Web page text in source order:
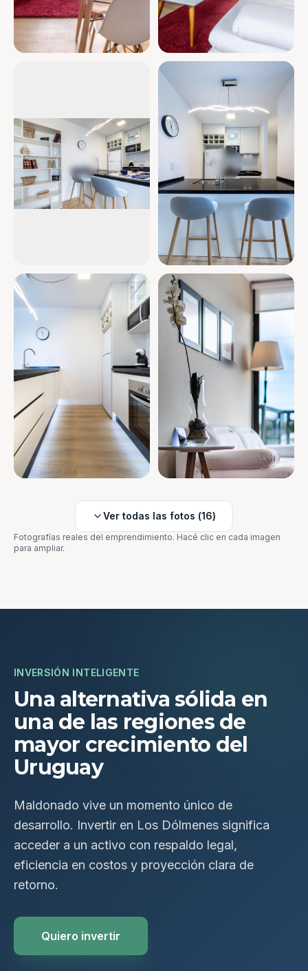
Ver todas las fotos (16)
Fotografías reales del emprendimiento. Hacé clic en cada imagen
para ampliar.
INVERSIÓN INTELIGENTE
Una alternativa sólida en
una de las regiones de
mayor crecimiento del
Uruguay
Maldonado vive un momento único de
desarrollo. Invertir en Los Dólmenes significa
acceder a un activo con respaldo legal,
eficiencia en costos y proyección clara de
retorno.
Quiero invertir